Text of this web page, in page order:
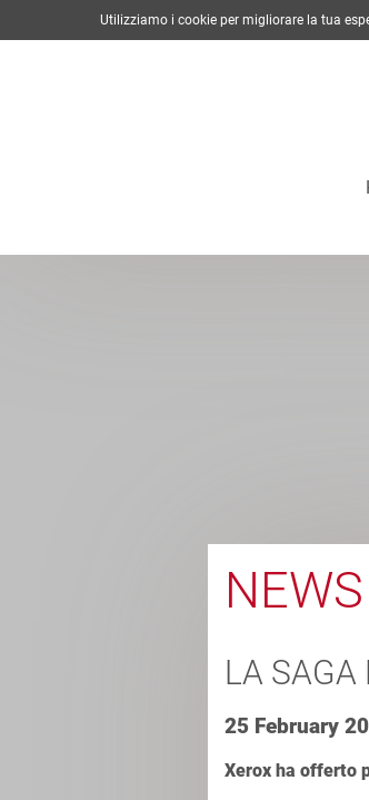
NEWS
LA SAGA
25 February
Xerox ha offerto
Utilizziamo i cookie per migliorare la tua